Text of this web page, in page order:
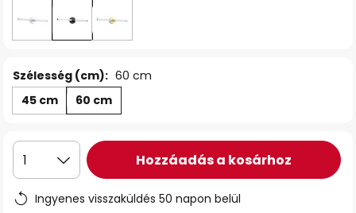
Szélesség (cm): 60 cm
45 cm
60 cm
1 Hozzáadás a kosárhoz
Ingyenes visszaküldés 50 napon belül